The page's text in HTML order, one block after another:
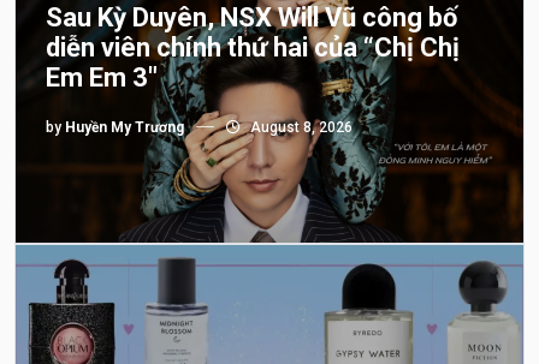
Sau Kỳ Duyên, NSX Will Vũ công bố
diễn viên chính thứ hai của “Chị Chị
Em Em 3″
by Huyền My Trương August 8, 2026